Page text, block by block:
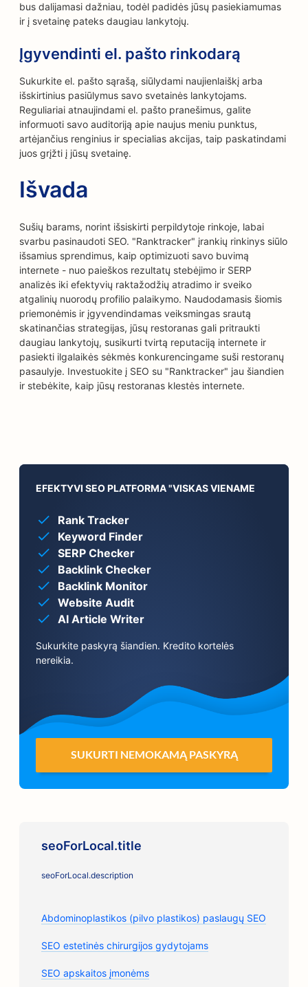
bus dalijamasi dažniau, todėl padidės jūsų pasiekiamumas
ir į svetainę pateks daugiau lankytojų.
Įgyvendinti el. pašto rinkodarą
Sukurkite el. pašto sąrašą, siūlydami naujienlaiškį arba
išskirtinius pasiūlymus savo svetainės lankytojams.
Reguliariai atnaujindami el. pašto pranešimus, galite
informuoti savo auditoriją apie naujus meniu punktus,
artėjančius renginius ir specialias akcijas, taip paskatindami
juos grįžti į jūsų svetainę.
Išvada
Sušių barams, norint išsiskirti perpildytoje rinkoje, labai
svarbu pasinaudoti SEO. "Ranktracker" įrankių rinkinys siūlo
išsamius sprendimus, kaip optimizuoti savo buvimą
internete - nuo paieškos rezultatų stebėjimo ir SERP
analizės iki efektyvių raktažodžių atradimo ir sveiko
atgalinių nuorodų profilio palaikymo. Naudodamasis šiomis
priemonėmis ir įgyvendindamas veiksmingas srautą
skatinančias strategijas, jūsų restoranas gali pritraukti
daugiau lankytojų, susikurti tvirtą reputaciją internete ir
pasiekti ilgalaikės sėkmės konkurencingame suši restoranų
pasaulyje. Investuokite į SEO su "Ranktracker" jau šiandien
ir stebėkite, kaip jūsų restoranas klestės internete.
EFEKTYVI SEO PLATFORMA "VISKAS VIENAME
Rank Tracker
Keyword Finder
SERP Checker
Backlink Checker
Backlink Monitor
Website Audit
AI Article Writer
Sukurkite paskyrą šiandien. Kredito kortelės
nereikia.
SUKURTI NEMOKAMĄ PASKYRĄ
seoForLocal.title
seoForLocal.description
Abdominoplastikos (pilvo plastikos) paslaugų SEO
SEO estetinės chirurgijos gydytojams
SEO apskaitos įmonėms